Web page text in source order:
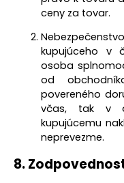
ceny za tovar.
kupujúceho v
osoba
od
povereného
včas, tak v
kupujúcemu
neprevezme.
8.